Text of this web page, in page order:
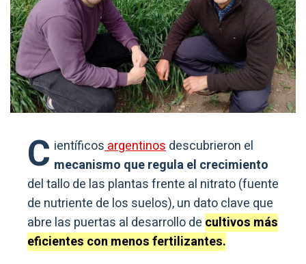
C ientíficosargentinosdescubrieron el
mecanismo que regula el crecimiento
del tallo de las plantas frente al nitrato (fuente
de nutriente de los suelos), un dato clave que
abre las puertas al desarrollo de cultivos más
eficientes con menos fertilizantes.